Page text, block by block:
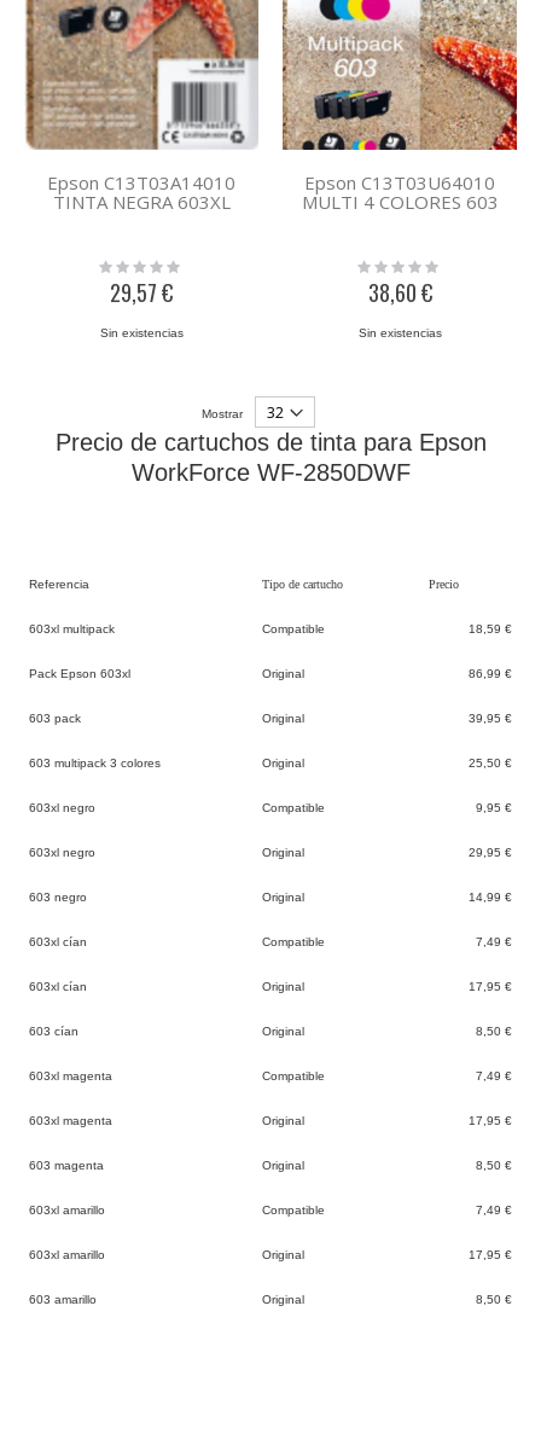
Epson C13T03A14010
TINTA NEGRA 603XL
Rating:
29,57 €
Sin existencias
Epson C13T03U64010
MULTI 4 COLORES 603
Rating:
38,60 €
Sin existencias
Mostrar
Precio de cartuchos de tinta para Epson
WorkForce WF-2850DWF
Referencia Tipo de cartucho Precio
603xl multipack Compatible 18,59 €
Pack Epson 603xl Original 86,99 €
603 pack Original 39,95 €
603 multipack 3 colores Original 25,50 €
603xl negro Compatible 9,95 €
603xl negro Original 29,95 €
603 negro Original 14,99 €
603xl cían Compatible 7,49 €
603xl cían Original 17,95 €
603 cían Original 8,50 €
603xl magenta Compatible 7,49 €
603xl magenta Original 17,95 €
603 magenta Original 8,50 €
603xl amarillo Compatible 7,49 €
603xl amarillo Original 17,95 €
603 amarillo Original 8,50 €